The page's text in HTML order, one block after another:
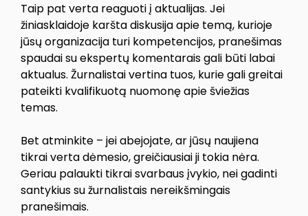
Taip pat verta reaguoti į aktualijas. Jei
žiniasklaidoje karšta diskusija apie temą, kurioje
jūsų organizacija turi kompetencijos, pranešimas
spaudai su ekspertų komentarais gali būti labai
aktualus. Žurnalistai vertina tuos, kurie gali greitai
pateikti kvalifikuotą nuomonę apie šviežias
temas.
Bet atminkite – jei abejojate, ar jūsų naujiena
tikrai verta dėmesio, greičiausiai ji tokia nėra.
Geriau palaukti tikrai svarbaus įvykio, nei gadinti
santykius su žurnalistais nereikšmingais
pranešimais.